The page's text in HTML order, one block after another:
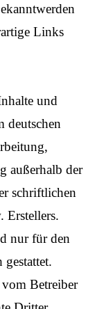
Links
und
deutschen
außerhalb der
schriftlichen
Erstellers.
nur für den
Betreiber